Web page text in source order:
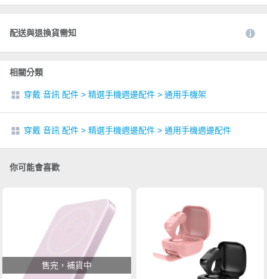
配送與退換貨需知
相關分類
穿戴 音訊 配件 > 精選手機週邊配件 > 通用手機架
穿戴 音訊 配件 > 精選手機週邊配件 > 通用手機週邊配件
你可能會喜歡
售完，補貨中